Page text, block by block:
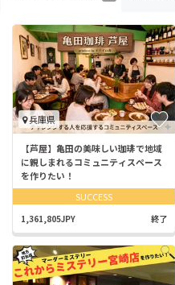
兵庫県
【芦屋】亀田の美味しい珈琲で地域
に親しまれるコミュニティスペース
を作りたい！
SUCCESS
1,361,805JPY 終了